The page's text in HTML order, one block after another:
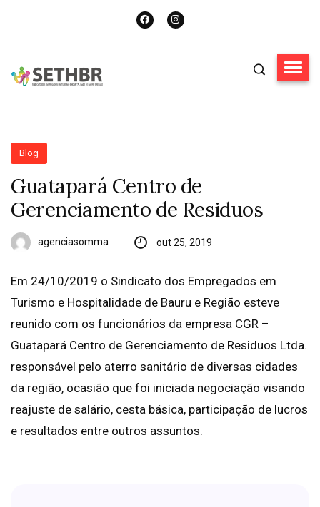
Blog
Guatapará Centro de
Gerenciamento de Residuos
agenciasomma out 25, 2019
Em 24/10/2019 o Sindicato dos Empregados em
Turismo e Hospitalidade de Bauru e Região esteve
reunido com os funcionários da empresa CGR –
Guatapará Centro de Gerenciamento de Residuos Ltda.
responsável pelo aterro sanitário de diversas cidades
da região, ocasião que foi iniciada negociação visando
reajuste de salário, cesta básica, participação de lucros
e resultados entre outros assuntos.